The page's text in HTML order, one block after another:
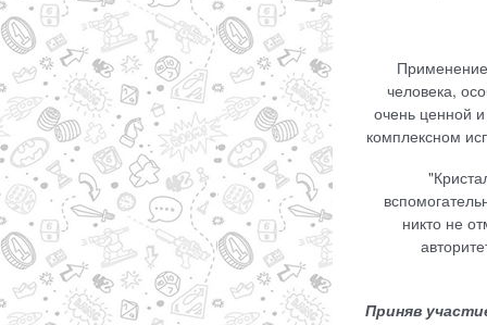
Применение
человека,
очень ценной
комплексном
никто не
Приняв